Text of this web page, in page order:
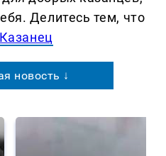
Делитеcь тем, что
новость ↓